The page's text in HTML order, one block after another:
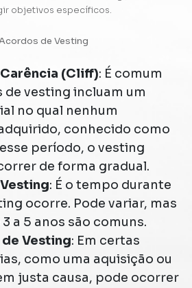
objetivos específicos.
de Vesting
(Cliff): É comum
de vesting incluam um
no qual nenhum
conhecido como
período, o vesting
de forma gradual.
: É o tempo durante
ocorre. Pode variar, mas
a 5 anos são comuns.
Vesting: Em certas
como uma aquisição ou
justa causa, pode ocorrer